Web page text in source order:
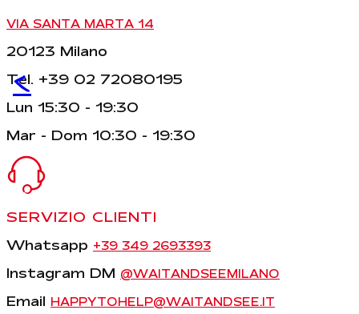
<
VIA SANTA MARTA 14
20123 Milano
Tel. +39 02 72080195
Lun 15:30 - 19:30
Mar - Dom 10:30 - 19:30
SERVIZIO CLIENTI
Whatsapp +39 349 2693393
Instagram DM @WAITANDSEEMILANO
Email HAPPYTOHELP@WAITANDSEE.IT